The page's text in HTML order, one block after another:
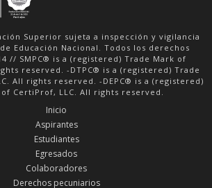
Superior sujeta a inspección y vigilancia
Educación Nacional. Todos los derechos
// SMPC® is a (registered) Trade Mark of
reserved. -DTPC® is a (registered) Trade
All rights reserved. -DEPC® is a (registered)
CertiProf, LLC. All rights reserved.
Inicio
Aspirantes
Estudiantes
Egresados
Colaboradores
Derechos pecuniarios